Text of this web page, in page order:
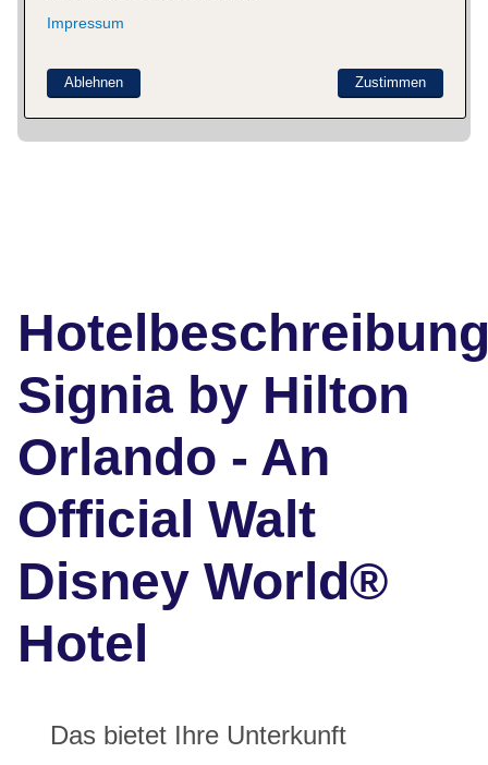
Signia by Hilton
Orlando - An
Official Walt
Disney World®
Hotel
Das bietet Ihre Unterkunft
Impressum
Zustimmen
Ablehnen